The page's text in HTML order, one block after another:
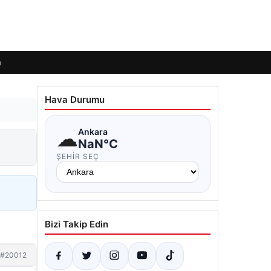
#20012
Hava Durumu
☁Ankara
NaN°C
ŞEHIR SEÇ
Bizi Takip Edin